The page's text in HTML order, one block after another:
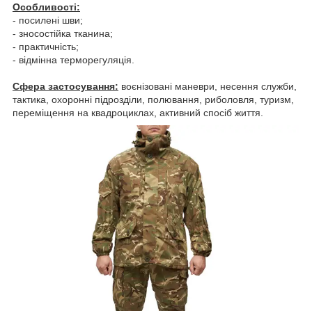
Особливості:
- посилені шви;
- зносостійка тканина;
- практичність;
- відмінна терморегуляція.
Сфера застосування: воєнізовані маневри, несення служби,
тактика, охоронні підрозділи, полювання, риболовля, туризм,
переміщення на квадроциклах, активний спосіб життя.